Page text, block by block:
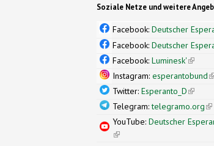
Soziale Netze und weitere
Facebook:Deutscher
Facebook:Deutscher
Facebook:Luminesk'(link is
Instagram:esperantobund
Twitter:Esperanto_D(link is
Telegram:telegramo.org
YouTube:Deutscher
(link is external)